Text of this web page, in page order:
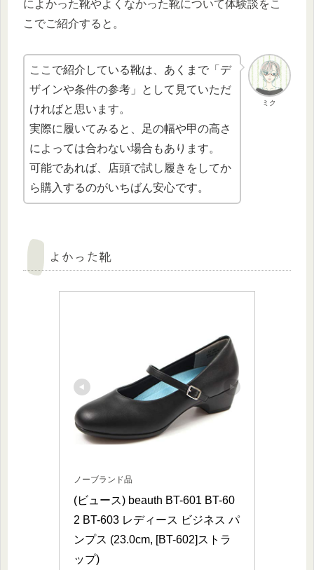
によかった靴やよくなかった靴について体験談をこ
こでご紹介すると。
ミク
ここで紹介している靴は、あくまで「デ
ザインや条件の参考」として見ていただ
ければと思います。
実際に履いてみると、足の幅や甲の高さ
によっては合わない場合もあります。
可能であれば、店頭で試し履きをしてか
ら購入するのがいちばん安心です。
よかった靴
ノーブランド品
(ビュース) beauth BT-601 BT-60
2 BT-603 レディース ビジネス パ
ンプス (23.0cm, [BT-602]ストラ
ップ)